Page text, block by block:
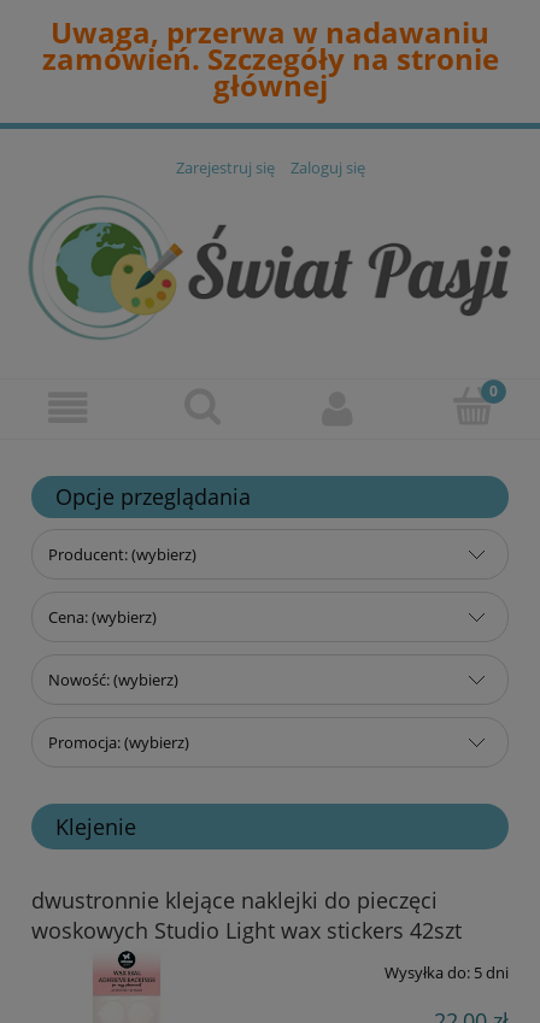
Uwaga, przerwa w nadawaniu
zamówień. Szczegóły na stronie
głównej
Zarejestruj się Zaloguj się
Opcje przeglądania
Producent: (wybierz)
Cena: (wybierz)
Nowość: (wybierz)
Promocja: (wybierz)
Klejenie
dwustronnie klejące naklejki do pieczęci
woskowych Studio Light wax stickers 42szt
Wysyłka do: 5 dni